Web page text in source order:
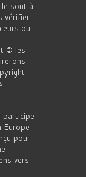
sont à
vérifier
ou
© les
Europe
pour
vers